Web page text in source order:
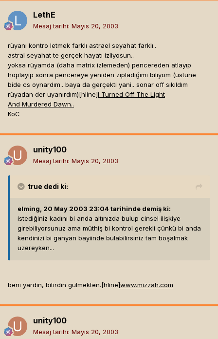
LethE
Mesaj tarihi: Mayıs 20, 2003
rüyanı kontro letmek farklı astrael seyahat farklı..
astral seyahat te gerçek hayatı izliyosun..
yoksa rüyamda (daha matrix izlemeden) pencereden atlayıp
hoplayıp sonra pencereye yeniden zıpladığımı biliyom (üstüne
bide cs oynardım.. baya da gerçekti yani.. sonar off sıkıldım
rüyadan der uyanırdım)[hline]I Turned Off The Light
And Murdered Dawn..
KoC
unity100
Mesaj tarihi: Mayıs 20, 2003
true dedi ki:
elming, 20 May 2003 23:04 tarihinde demiş ki:
istediğiniz kadını bi anda altınızda bulup cinsel ilişkiye
girebiliyorsunuz ama müthiş bi kontrol gerekli çünkü bi anda
kendinizi bi ganyan bayiinde bulabilirsiniz tam boşalmak
üzereyken...
beni yardin, bitirdin gulmekten.[hline]www.mizzah.com
unity100
Mesaj tarihi: Mayıs 20, 2003